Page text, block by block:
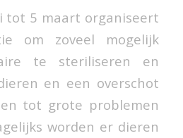
tot 5 maart organiseert
om zoveel mogelijk
te steriliseren en
en een overschot
tot grote problemen
worden er dieren